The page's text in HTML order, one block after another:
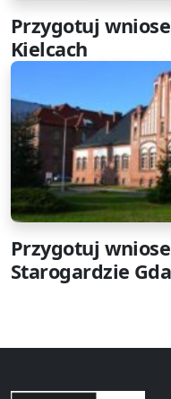
Przygotuj
Kielcach
Przygotuj
Starogardzie